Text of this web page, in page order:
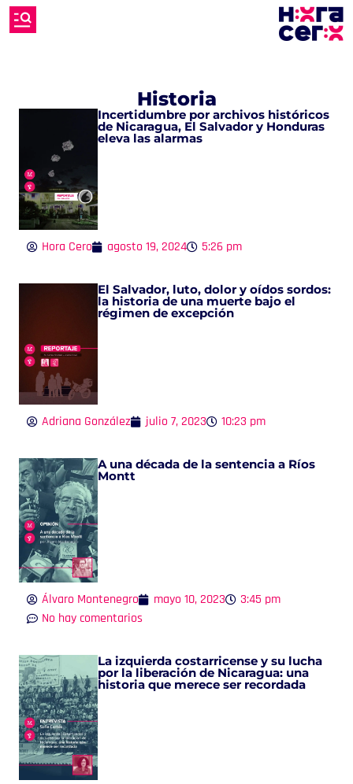
Historia
Incertidumbre por archivos históricos
de Nicaragua, El Salvador y Honduras
eleva las alarmas
Hora Cero agosto 19, 2024 5:26 pm
El Salvador, luto, dolor y oídos sordos:
la historia de una muerte bajo el
régimen de excepción
Adriana González julio 7, 2023 10:23 pm
A una década de la sentencia a Ríos
Montt
Álvaro Montenegro mayo 10, 2023
3:45 pm
No hay comentarios
La izquierda costarricense y su lucha
por la liberación de Nicaragua: una
historia que merece ser recordada